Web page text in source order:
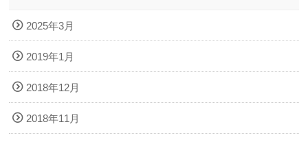
2025年3月
2019年1月
2018年12月
2018年11月